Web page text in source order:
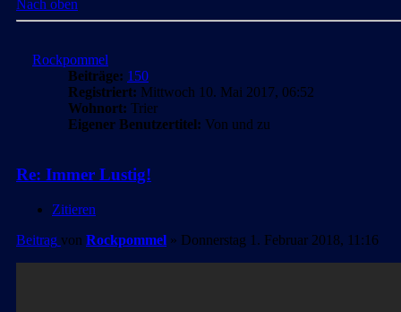
Nach oben
Rockpommel
Beiträge: 150
Registriert: Mittwoch 10. Mai 2017, 06:52
Wohnort: Trier
Eigener Benutzertitel: Von und zu
Re: Immer Lustig!
Zitieren
Beitrag von Rockpommel » Donnerstag 1. Februar 2018, 11:16